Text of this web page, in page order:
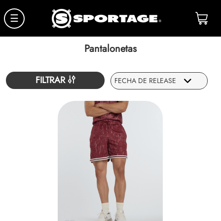
☰
Pantalonetas
FILTRAR FECHA DE RELEASE